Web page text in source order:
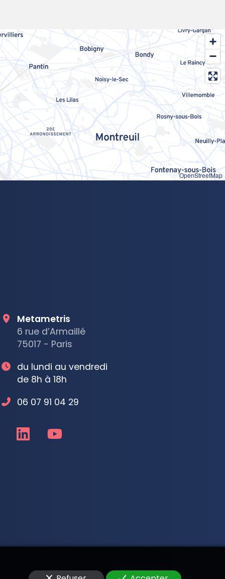
OpenStreetMap
Metametris
6 rue d’Armaillé
75017 - Paris
du lundi au vendredi
de 8h à 18h
06 07 91 04 29